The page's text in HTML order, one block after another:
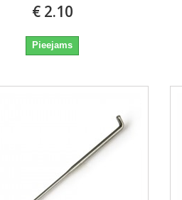
€ 2.10
Pieejams